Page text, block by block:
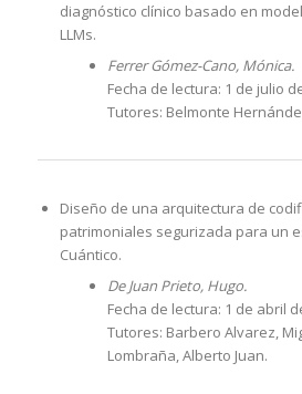
diagnóstico clínico basado en
LLMs.
Ferrer Gómez-Cano, Mónica.
Fecha de lectura: 1 de julio
Tutores: Belmonte
Diseño de una arquitectura de
patrimoniales segurizada para un
Cuántico.
De Juan Prieto, Hugo.
Fecha de lectura: 1 de abril
Tutores: Barbero Alvarez,
Lombraña, Alberto Juan.